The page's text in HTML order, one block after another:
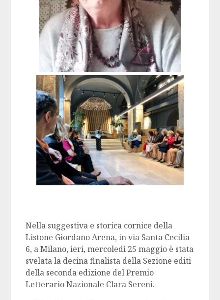
Nella suggestiva e storica cornice della
Listone Giordano Arena, in via Santa Cecilia
6, a Milano, ieri, mercoledì 25 maggio è stata
svelata la decina finalista della Sezione editi
della seconda edizione del Premio
Letterario Nazionale Clara Sereni.